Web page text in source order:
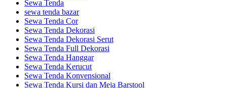
Sewa Tenda
sewa tenda bazar
Sewa Tenda Cor
Sewa Tenda Dekorasi
Sewa Tenda Dekorasi Serut
Sewa Tenda Full Dekorasi
Sewa Tenda Hanggar
Sewa Tenda Kerucut
Sewa Tenda Konvensional
Sewa Tenda Kursi dan Meja Barstool